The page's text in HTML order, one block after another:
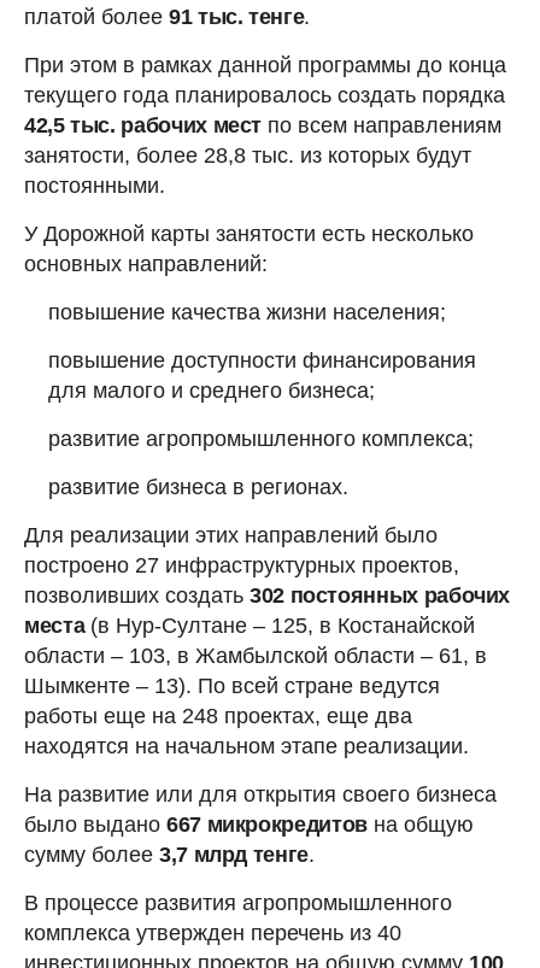
платой более 91 тыс. тенге.
При этом в рамках данной программы до конца
текущего года планировалось создать порядка
42,5 тыс. рабочих мест по всем направлениям
занятости, более 28,8 тыс. из которых будут
постоянными.
У Дорожной карты занятости есть несколько
основных направлений:
повышение качества жизни населения;
повышение доступности финансирования
для малого и среднего бизнеса;
развитие агропромышленного комплекса;
развитие бизнеса в регионах.
Для реализации этих направлений было
построено 27 инфраструктурных проектов,
позволивших создать 302 постоянных рабочих
места(в Нур-Султане – 125, в Костанайской
области – 103, в Жамбылской области – 61, в
Шымкенте – 13). По всей стране ведутся
работы еще на 248 проектах, еще два
находятся на начальном этапе реализации.
На развитие или для открытия своего бизнеса
было выдано 667 микрокредитовна общую
сумму более 3,7 млрд тенге.
В процессе развития агропромышленного
комплекса утвержден перечень из 40
инвестиционных проектов на общую сумму 100